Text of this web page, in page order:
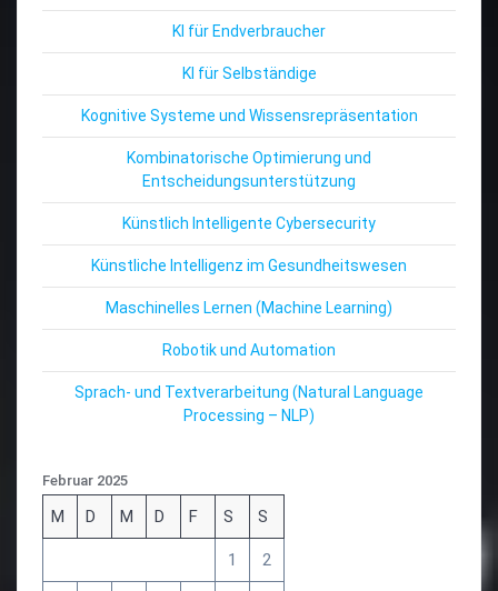
KI für Endverbraucher
KI für Selbständige
Kognitive Systeme und Wissensrepräsentation
Kombinatorische Optimierung und
Entscheidungsunterstützung
Künstlich Intelligente Cybersecurity
Künstliche Intelligenz im Gesundheitswesen
Maschinelles Lernen (Machine Learning)
Robotik und Automation
Sprach- und Textverarbeitung (Natural Language
Processing – NLP)
Februar 2025
M D M D F S S
1 2